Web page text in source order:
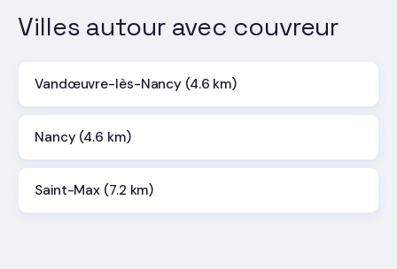
Villes autour avec couvreur
Vandœuvre-lès-Nancy (4.6 km)
Nancy (4.6 km)
Saint-Max (7.2 km)